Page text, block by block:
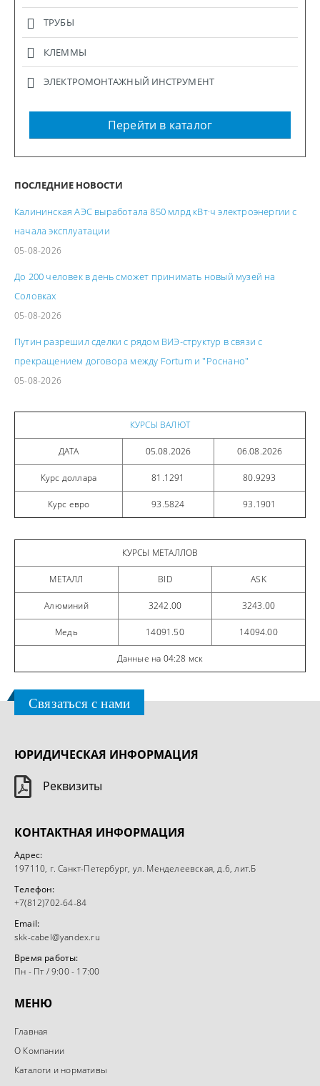
ТРУБЫ
КЛЕММЫ
ЭЛЕКТРОМОНТАЖНЫЙ ИНСТРУМЕНТ
Перейти в каталог
ПОСЛЕДНИЕ НОВОСТИ
Калининская АЭС выработала 850 млрд кВт·ч электроэнергии с
начала эксплуатации
05-08-2026
До 200 человек в день сможет принимать новый музей на
Соловках
05-08-2026
Путин разрешил сделки с рядом ВИЭ-структур в связи с
прекращением договора между Fortum и "Роснано"
05-08-2026
КУРСЫ ВАЛЮТ
ДАТА 05.08.2026 06.08.2026
Курс доллара 81.1291 80.9293
Курс евро 93.5824 93.1901
КУРСЫ МЕТАЛЛОВ
МЕТАЛЛ BID ASK
Алюминий 3242.00 3243.00
Медь 14091.50 14094.00
Данные на 04:28 мск
Связаться с нами
ЮРИДИЧЕСКАЯ ИНФОРМАЦИЯ
Реквизиты
КОНТАКТНАЯ ИНФОРМАЦИЯ
Адрес:
197110, г. Санкт-Петербург, ул. Менделеевская, д.6, лит.Б
Телефон:
+7(812)702-64-84
Email:
skk-cabel@yandex.ru
Время работы:
Пн - Пт / 9:00 - 17:00
МЕНЮ
Главная
О Компании
Каталоги и нормативы